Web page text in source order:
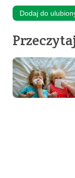
Dodaj do